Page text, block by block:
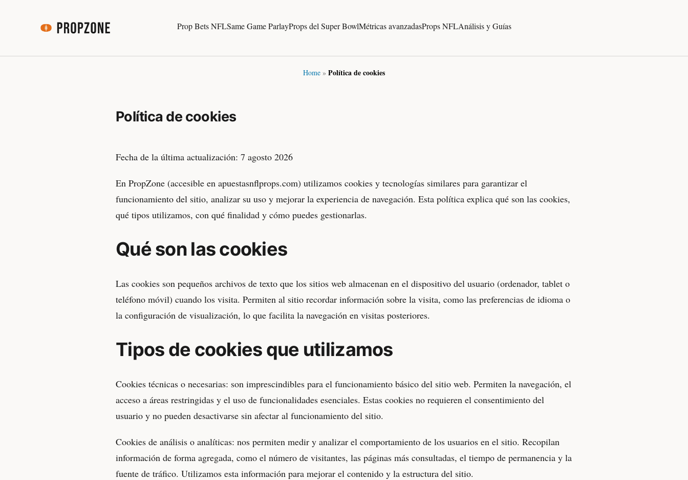
Prop Bets NFLSame Game ParlayProps del Super BowlMétricas avanzadasProps NFLAnálisis y Guías
Home » Política de cookies
Política de cookies
Fecha de la última actualización: 7 agosto 2026
En PropZone (accesible en apuestasnflprops.com) utilizamos cookies y tecnologías similares para garantizar el
funcionamiento del sitio, analizar su uso y mejorar la experiencia de navegación. Esta política explica qué son las cookies,
qué tipos utilizamos, con qué finalidad y cómo puedes gestionarlas.
Qué son las cookies
Las cookies son pequeños archivos de texto que los sitios web almacenan en el dispositivo del usuario (ordenador, tablet o
teléfono móvil) cuando los visita. Permiten al sitio recordar información sobre la visita, como las preferencias de idioma o
la configuración de visualización, lo que facilita la navegación en visitas posteriores.
Tipos de cookies que utilizamos
Cookies técnicas o necesarias: son imprescindibles para el funcionamiento básico del sitio web. Permiten la navegación, el
acceso a áreas restringidas y el uso de funcionalidades esenciales. Estas cookies no requieren el consentimiento del
usuario y no pueden desactivarse sin afectar al funcionamiento del sitio.
Cookies de análisis o analíticas: nos permiten medir y analizar el comportamiento de los usuarios en el sitio. Recopilan
información de forma agregada, como el número de visitantes, las páginas más consultadas, el tiempo de permanencia y la
fuente de tráfico. Utilizamos esta información para mejorar el contenido y la estructura del sitio.